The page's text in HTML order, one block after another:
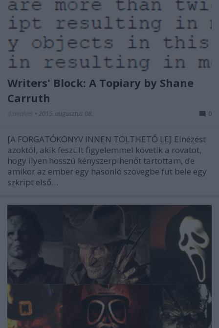
Writers' Block: A Topiary by Shane
Carruth
• 2015. augusztus 08. 0
[A FORGATÓKÖNYV INNEN TÖLTHETŐ LE] Elnézést
azoktól, akik feszült figyelemmel követik a rovatot,
hogy ilyen hosszú kényszerpihenőt tartottam, de
amikor az ember egy hasonló szövegbe fut bele egy
szkript első…